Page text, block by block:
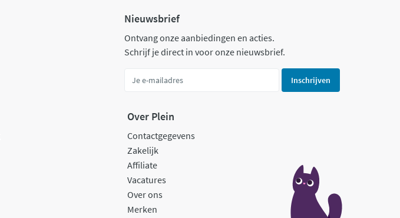
Nieuwsbrief
Ontvang onze aanbiedingen en acties.
Schrijf je direct in voor onze nieuwsbrief.
Inschrijven
Over Plein
Contactgegevens
Zakelijk
Affiliate
Vacatures
Over ons
Merken